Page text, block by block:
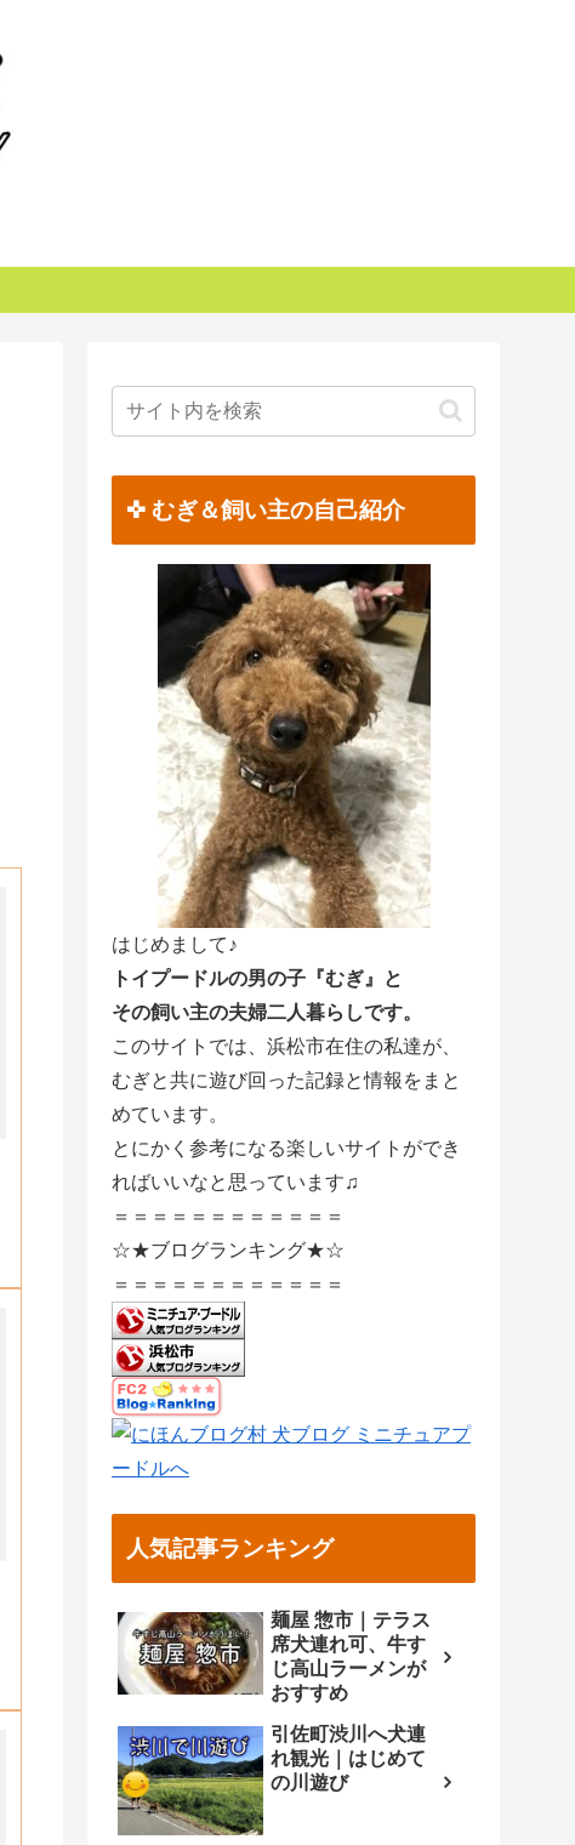
✜ むぎ＆飼い主の自己紹介
はじめまして♪
トイプードルの男の子『むぎ』と
その飼い主の夫婦二人暮らしです。
このサイトでは、浜松市在住の私達が、
むぎと共に遊び回った記録と情報をまと
めています。
とにかく参考になる楽しいサイトができ
ればいいなと思っています♫
＝＝＝＝＝＝＝＝＝＝＝＝
☆★ブログランキング★☆
＝＝＝＝＝＝＝＝＝＝＝＝
人気記事ランキング
麺屋 惣市｜テラス
席犬連れ可、牛す
じ高山ラーメンが
おすすめ
引佐町渋川へ犬連
れ観光｜はじめて
の川遊び